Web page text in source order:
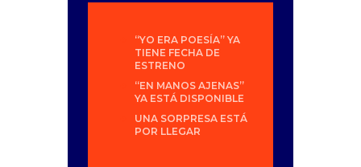
“YO ERA POESÍA” YA
TIENE FECHA DE
ESTRENO
“EN MANOS AJENAS”
YA ESTÁ DISPONIBLE
UNA SORPRESA ESTÁ
POR LLEGAR